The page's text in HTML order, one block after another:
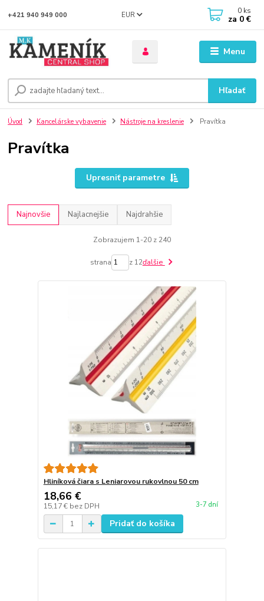
Menu
EUR
Hľadať
+421 940 949 000 0 ks
za 0 €
Úvod Kancelárske vybavenie Nástroje na kreslenie Pravítka
Pravítka
Upresniť parametre
Najnovšie Najlacnejšie Najdrahšie
Zobrazujem 1-20 z 240
strana z 12ďalšie
Hliníková čiara s Leniarovou rukovlnou 50 cm
18,66 €
15,17 € bez DPH 3-7 dní
Pridať do košíka